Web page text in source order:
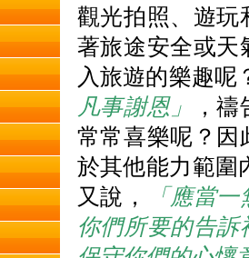
觀光拍照、遊玩
著旅途安全或天
入旅遊的樂趣呢
凡事謝恩」
，
常常喜樂呢？因
於其他能力範圍
又說，
「應當
你們所要的告